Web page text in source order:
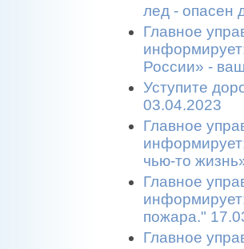
лед - опасен
Главное
России» -
Уступите
03.04.2023
Главное
чью-то
Главное
пожара."
Главное